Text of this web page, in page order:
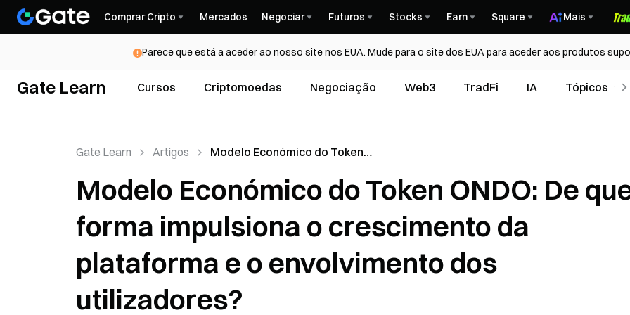
Comprar Cripto Mercados Negociar Futuros Stocks Earn Square Mais
Parece que está a aceder ao nosso site nos EUA. Mude para o site dos EUA para aceder aos produtos
Gate Learn Cursos Criptomoedas Negociação Web3 TradFi IA Tópicos
Gate Learn Artigos
Modelo Económico do Token
impulsiona o crescimento da
plataforma e o envolvimento
dos utilizadores?
Modelo Económico do Token ONDO: De
forma impulsiona o crescimento da
plataforma e o envolvimento dos
utilizadores?